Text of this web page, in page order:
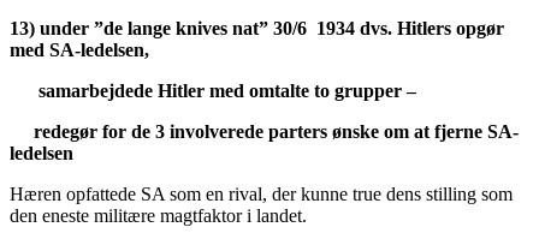
13) under ”de lange knives nat” 30/6 1934 dvs. Hitlers opgør
med SA-ledelsen,
samarbejdede Hitler med omtalte to grupper –
redegør for de 3 involverede parters ønske om at fjerne SA-
ledelsen
Hæren opfattede SA som en rival, der kunne true dens stilling som
den eneste militære magtfaktor i landet.